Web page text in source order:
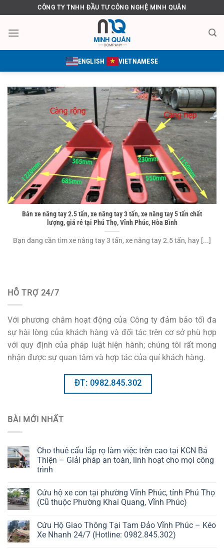
qua
nội
CÔNG TY TNHH ĐẦU TƯ CÔNG NGHỆ MINH QUÂN
ENGLISH VIETNAMESE
Bán xe nâng tay 2.5 tấn, xe nâng tay 3 tấn, xe nâng tay 5 tấn chất
lượng, giá rẻ tại Phú Thọ, Vĩnh Phúc, Hòa Bình
Bạn đang cần tìm xe nâng tay 3 tấn, xe nâng tay 2.5 tấn, hay [...]
HỖ TRỢ 24/7
Với phương châm hoạt động của Công ty đảm bảo tối đa
sự hài lòng của khách hàng và đối tác trên cơ sở phù hợp
với quy định của pháp luật hiện hành; chúng tôi rất mong
nhận được sự quan tâm và hợp tác của quí khách hàng.
ĐT: 0982.845.302
BÀI MỚI NHẤT
Cho thuê cẩu lắp rọ làm việc trên cao tại KCN Bá
Thiện – Giải pháp an toàn, linh hoạt cho mọi công
trình
Cứu hộ xe con tại phường Vĩnh Phúc, tỉnh Phú Thọ
(Cũ thuộc Phường Khai Quang, Vĩnh Phúc)
Cứu Hộ Giao Thông Tại Tam Đảo Vĩnh Phúc – Kéo
Xe Nhanh 24/7 (Hotline: 0982.845.302)